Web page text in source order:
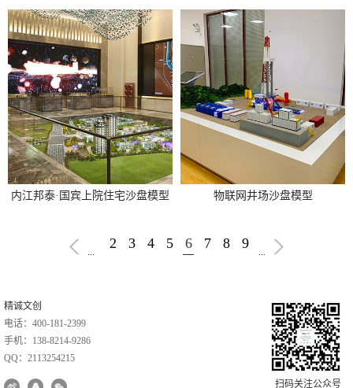
内江邦泰·国宾上院住宅沙盘模型 物联网井场沙盘模型
...
2 3 4 5 6 7 8 9
...
扫码关注公众号
精诚文创
电话：400-181-2399
手机：138-8214-9286
QQ：2113254215